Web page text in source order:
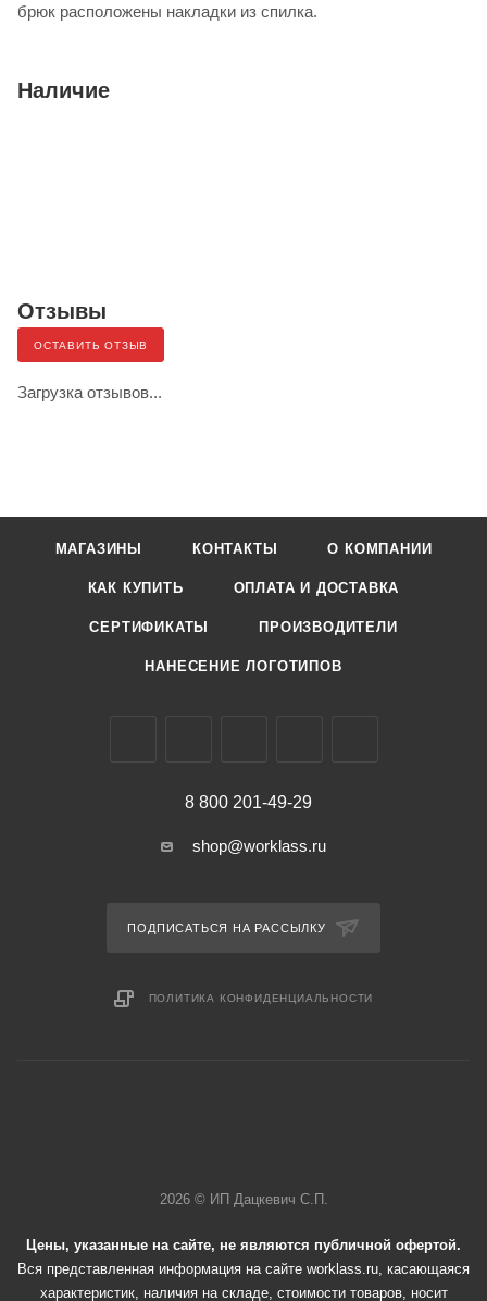
брюк расположены накладки из спилка.
Наличие
Отзывы
ОСТАВИТЬ ОТЗЫВ
Загрузка отзывов...
МАГАЗИНЫ КОНТАКТЫ О КОМПАНИИ
КАК КУПИТЬ ОПЛАТА И ДОСТАВКА
СЕРТИФИКАТЫ ПРОИЗВОДИТЕЛИ
НАНЕСЕНИЕ ЛОГОТИПОВ
8 800 201-49-29
shop@worklass.ru
ПОДПИСАТЬСЯ НА РАССЫЛКУ
ПОЛИТИКА КОНФИДЕНЦИАЛЬНОСТИ
2026 © ИП Дацкевич С.П.
Цены, указанные на сайте, не являются публичной офертой.
Вся представленная информация на сайте worklass.ru, касающаяся
характеристик, наличия на складе, стоимости товаров, носит